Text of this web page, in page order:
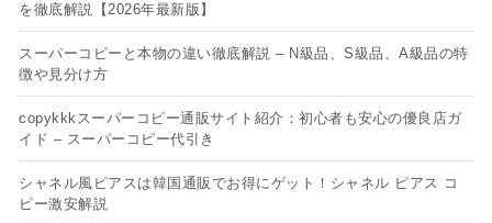
を徹底解説【2026年最新版】
スーパーコピーと本物の違い徹底解説 – N級品、S級品、A級品の特
徴や見分け方
copykkkスーパーコピー通販サイト紹介：初心者も安心の優良店ガ
イド – スーパーコピー代引き
シャネル風ピアスは韓国通販でお得にゲット！シャネル ピアス コ
ピー​激安解説